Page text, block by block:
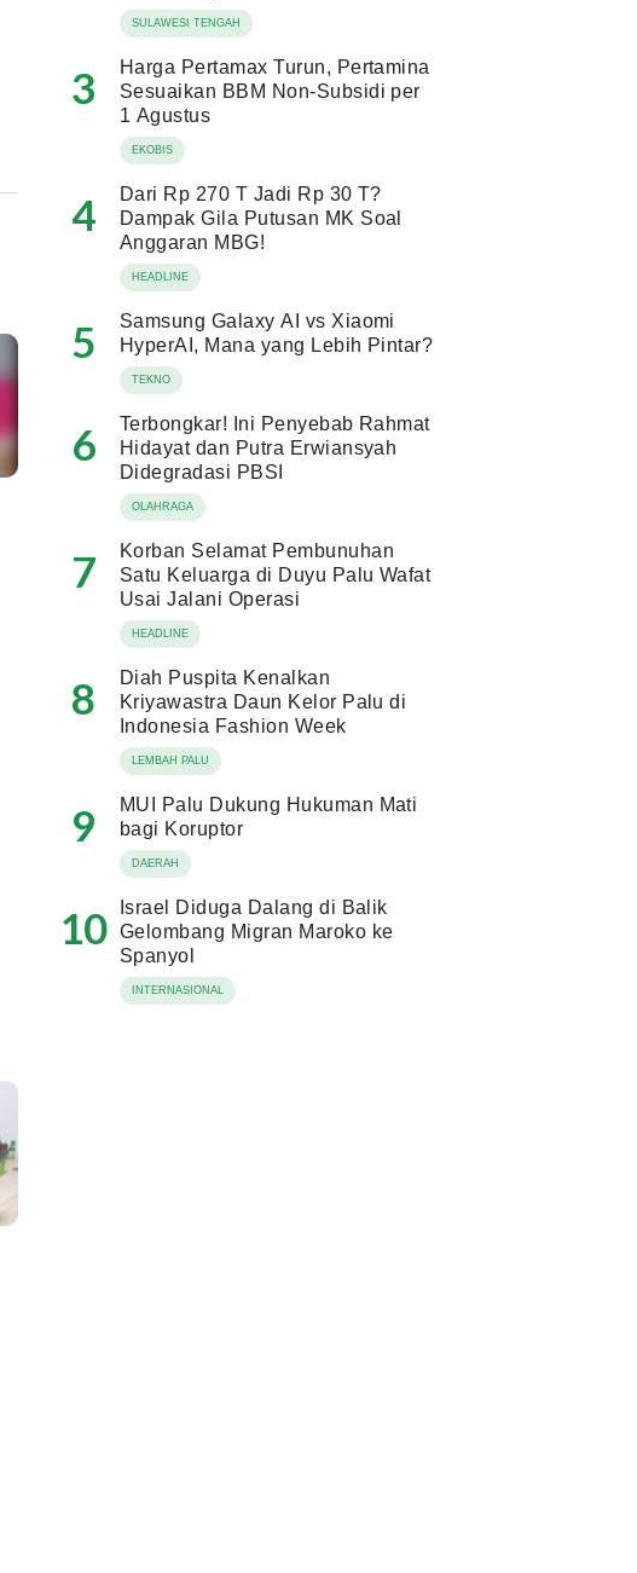
SULAWESI TENGAH
3
Harga Pertamax Turun, Pertamina
Sesuaikan BBM Non-Subsidi per
1 Agustus
EKOBIS
4
Dari Rp 270 T Jadi Rp 30 T?
Dampak Gila Putusan MK Soal
Anggaran MBG!
HEADLINE
5
Samsung Galaxy AI vs Xiaomi
HyperAI, Mana yang Lebih Pintar?
TEKNO
6
Terbongkar! Ini Penyebab Rahmat
Hidayat dan Putra Erwiansyah
Didegradasi PBSI
OLAHRAGA
7
Korban Selamat Pembunuhan
Satu Keluarga di Duyu Palu Wafat
Usai Jalani Operasi
HEADLINE
8
Diah Puspita Kenalkan
Kriyawastra Daun Kelor Palu di
Indonesia Fashion Week
LEMBAH PALU
9
MUI Palu Dukung Hukuman Mati
bagi Koruptor
DAERAH
10
Israel Diduga Dalang di Balik
Gelombang Migran Maroko ke
Spanyol
INTERNASIONAL